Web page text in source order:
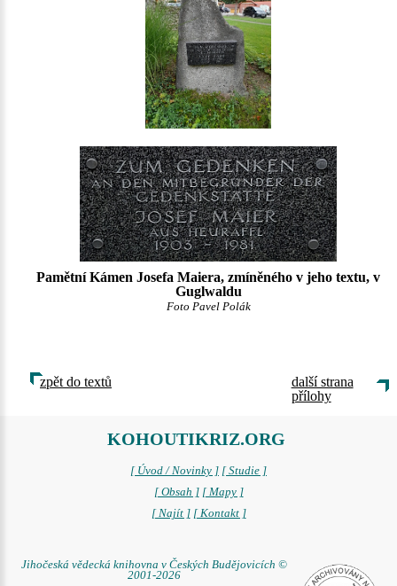
Pamětní Kámen Josefa Maiera, zmíněného v jeho textu, v
Guglwaldu
Foto Pavel Polák
zpět do textů
další strana
přílohy
KOHOUTIKRIZ.ORG
[ Úvod / Novinky ] [ Studie ]
[ Obsah ] [ Mapy ]
[ Najít ] [ Kontakt ]
Jihočeská vědecká knihovna v Českých Budějovicích ©
2001-2026